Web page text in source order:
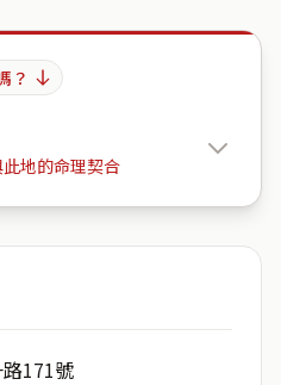
？
地的命理契合
棋琴12重
171號